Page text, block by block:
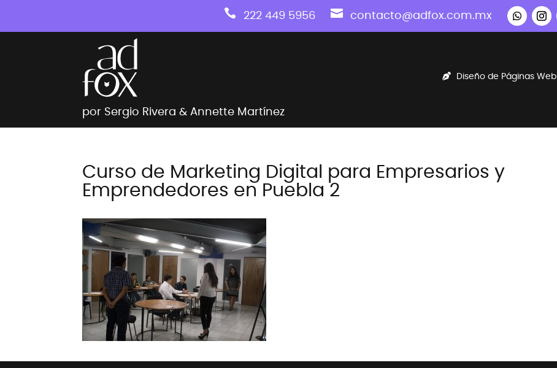
 222 449 5956  contacto@adfox.com.mx
por Sergio Rivera & Annette Martínez
Diseño de Páginas Web
Curso de Marketing Digital para Empresarios y
Emprendedores en Puebla 2